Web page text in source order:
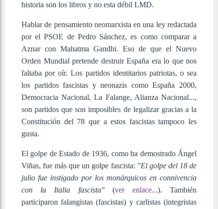
historia son los libros y no esta débil LMD.
Hablar de pensamiento neomarxista en una ley redactada
por el PSOE de Pedro Sánchez, es como comparar a
Aznar con Mahatma Gandhi. Eso de que el Nuevo
Orden Mundial pretende destruir España era lo que nos
faltaba por oír. Los partidos identitarios patriotas, o sea
los partidos fascistas y neonazis como España 2000,
Democracia Nacional, La Falange, Alianza Nacional...,
son partidos que son imposibles de legalizar gracias a la
Constitución del 78 que a estos fascistas tampoco les
gusta.
El golpe de Estado de 1936, como ha demostrado Ángel
Viñas, fue más que un golpe fascista: "El golpe del 18 de
julio fue instigado por los monárquicos en connivencia
con la Italia fascista"(ver enlace...). También
participaron falangistas (fascistas) y carlistas (integristas